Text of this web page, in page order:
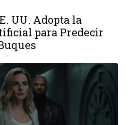
UU. Adopta la
para Predecir